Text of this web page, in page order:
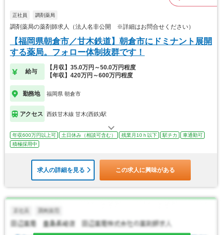
正社員 調剤薬局
調剤薬局の薬剤師求人（法人名非公開 ※詳細はお問合せください）
【福岡県朝倉市／甘木鉄道】朝倉市にドミナント展開
する薬局。フォロー体制抜群です！
給与
【月収】35.0万円～50.0万円程度
【年収】420万円～600万円程度
勤務地 福岡県 朝倉市
アクセス 西鉄甘木線 甘木(西鉄)駅
年収600万円以上可 土日休み（相談可含む） 残業月10ｈ以下 駅チカ
車通勤可
積極採用中
求人の詳細を見る この求人に興味がある